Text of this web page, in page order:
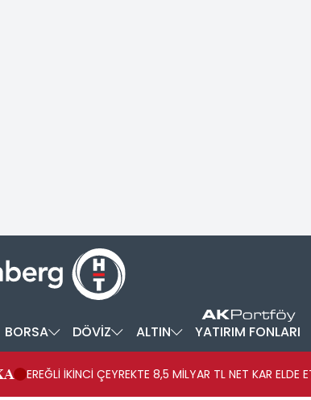
BORSA DÖVİZ ALTIN YATIRIM FONLARI
EREĞLİ İKİNCİ ÇEYREKTE 8,5 MİLYAR TL NET KAR ELDE